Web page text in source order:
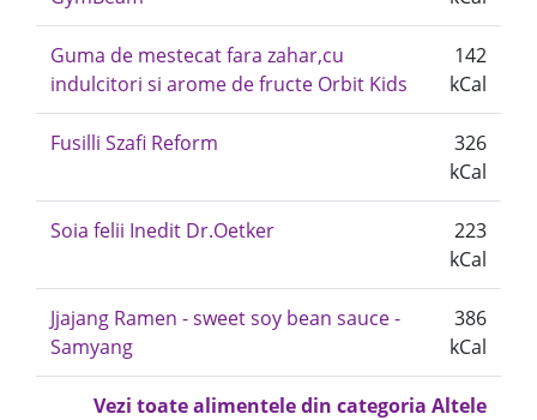
Guma de mestecat fara zahar,cu
indulcitori si arome de fructe Orbit Kids
142
kCal
Fusilli Szafi Reform
326
kCal
Soia felii Inedit Dr.Oetker
223
kCal
Jjajang Ramen - sweet soy bean sauce -
Samyang
386
kCal
Vezi toate alimentele din categoria Altele